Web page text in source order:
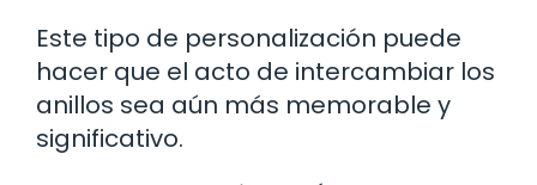
Este tipo de personalización puede
hacer que el acto de intercambiar los
anillos sea aún más memorable y
significativo.